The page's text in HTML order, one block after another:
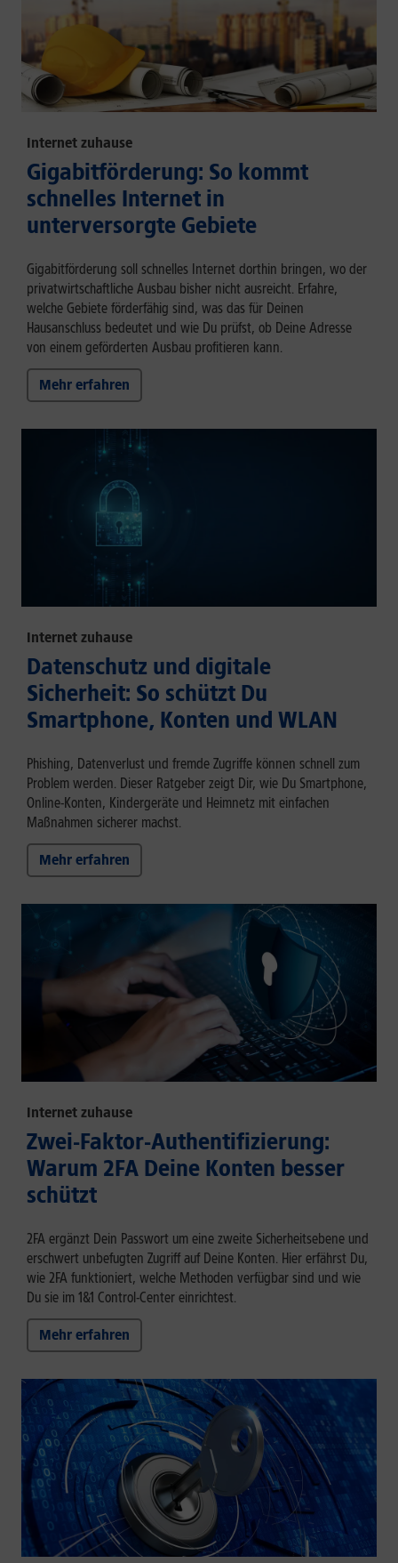
Internet zuhause
Gigabitförderung: So kommt
schnelles Internet in
unterversorgte Gebiete
Gigabitförderung soll schnelles Internet dorthin bringen, wo der
privatwirtschaftliche Ausbau bisher nicht ausreicht. Erfahre,
welche Gebiete förderfähig sind, was das für Deinen
Hausanschluss bedeutet und wie Du prüfst, ob Deine Adresse
von einem geförderten Ausbau profitieren kann.
Mehr erfahren
Internet zuhause
Datenschutz und digitale
Sicherheit: So schützt Du
Smartphone, Konten und WLAN
Phishing, Datenverlust und fremde Zugriffe können schnell zum
Problem werden. Dieser Ratgeber zeigt Dir, wie Du Smartphone,
Online-Konten, Kindergeräte und Heimnetz mit einfachen
Maßnahmen sicherer machst.
Mehr erfahren
Internet zuhause
Zwei-Faktor-Authentifizierung:
Warum 2FA Deine Konten besser
schützt
2FA ergänzt Dein Passwort um eine zweite Sicherheitsebene und
erschwert unbefugten Zugriff auf Deine Konten. Hier erfährst Du,
wie 2FA funktioniert, welche Methoden verfügbar sind und wie
Du sie im 1&1 Control-Center einrichtest.
Mehr erfahren